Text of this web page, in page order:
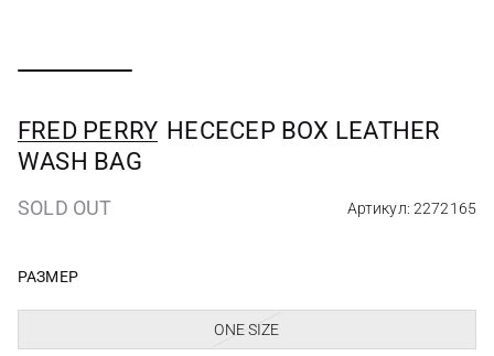
FRED PERRY НЕСЕСЕР BOX LEATHER
WASH BAG
SOLD OUT Артикул: 2272165
РАЗМЕР
ONE SIZE